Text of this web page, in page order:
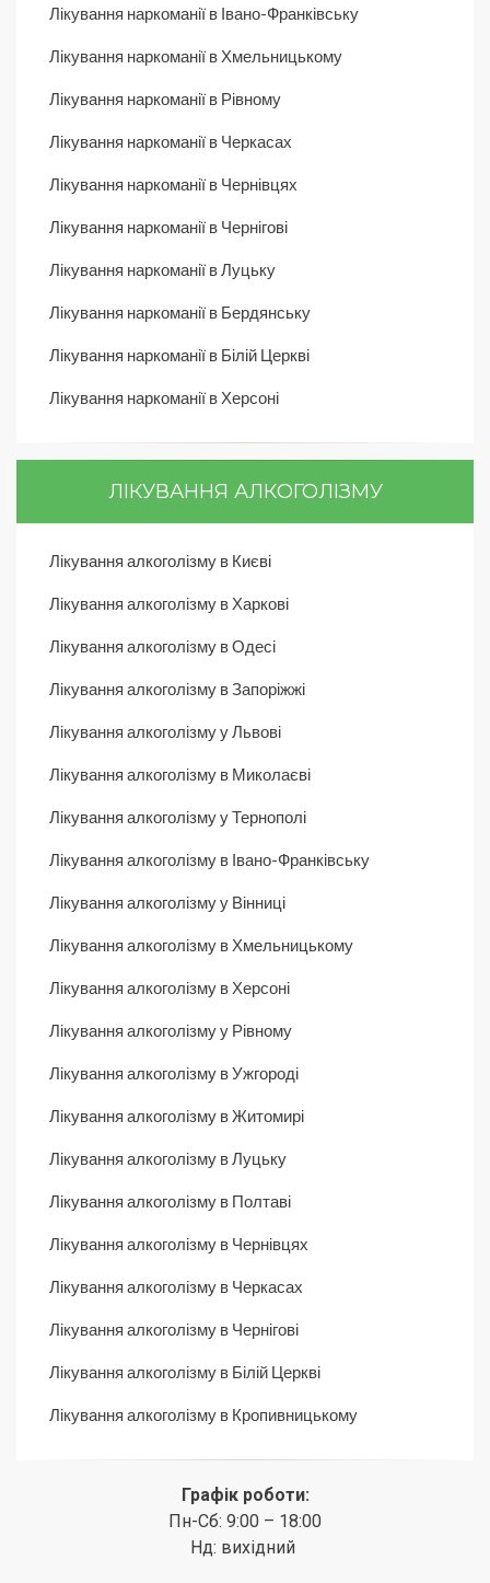
Лікування наркоманії в Івано-Франківську
Лікування наркоманії в Хмельницькому
Лікування наркоманії в Рівному
Лікування наркоманії в Черкасах
Лікування наркоманії в Чернівцях
Лікування наркоманії в Чернігові
Лікування наркоманії в Луцьку
Лікування наркоманії в Бердянську
Лікування наркоманії в Білій Церкві
Лікування наркоманії в Херсоні
ЛІКУВАННЯ АЛКОГОЛІЗМУ
Лікування алкоголізму в Києві
Лікування алкоголізму в Харкові
Лікування алкоголізму в Одесі
Лікування алкоголізму в Запоріжжі
Лікування алкоголізму у Львові
Лікування алкоголізму в Миколаєві
Лікування алкоголізму у Тернополі
Лікування алкоголізму в Івано-Франківську
Лікування алкоголізму у Вінниці
Лікування алкоголізму в Хмельницькому
Лікування алкоголізму в Херсоні
Лікування алкоголізму у Рівному
Лікування алкоголізму в Ужгороді
Лікування алкоголізму в Житомирі
Лікування алкоголізму в Луцьку
Лікування алкоголізму в Полтаві
Лікування алкоголізму в Чернівцях
Лікування алкоголізму в Черкасах
Лікування алкоголізму в Чернігові
Лікування алкоголізму в Білій Церкві
Лікування алкоголізму в Кропивницькому
Графік роботи:
Пн-Сб: 9:00 – 18:00
Нд: вихідний